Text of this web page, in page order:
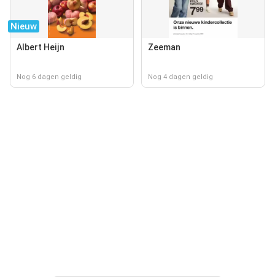
Nieuw
Albert Heijn
Nog 6 dagen geldig
Zeeman
Nog 4 dagen geldig